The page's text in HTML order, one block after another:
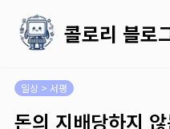
콜로리 블로
일상 > 서평
돈의 지배당하지